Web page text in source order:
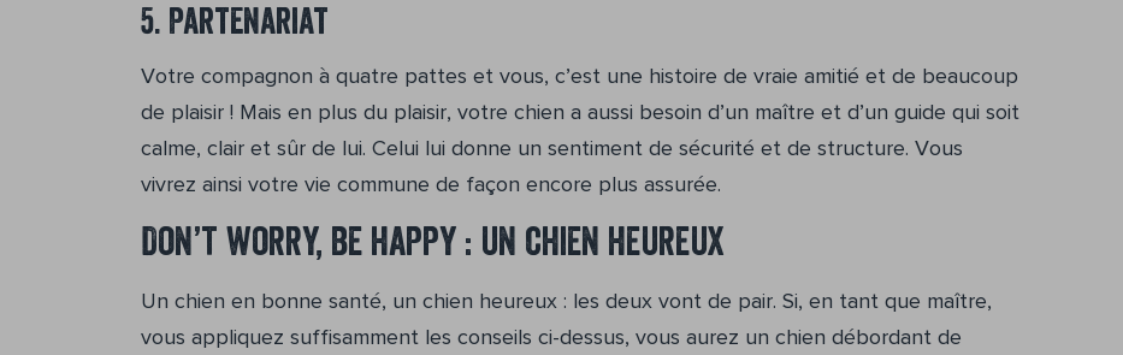
5. Partenariat
Votre compagnon à quatre pattes et vous, c’est une histoire de vraie amitié et de beaucoup
de plaisir ! Mais en plus du plaisir, votre chien a aussi besoin d’un maître et d’un guide qui soit
calme, clair et sûr de lui. Celui lui donne un sentiment de sécurité et de structure. Vous
vivrez ainsi votre vie commune de façon encore plus assurée.
Don’t worry, be happy : un chien heureux
Un chien en bonne santé, un chien heureux : les deux vont de pair. Si, en tant que maître,
vous appliquez suffisamment les conseils ci-dessus, vous aurez un chien débordant de